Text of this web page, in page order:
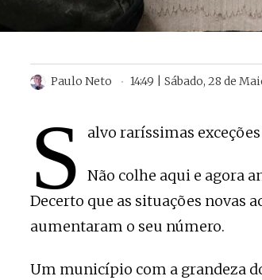
Paulo Neto 14:49 | Sábado, 28 de
S alvo raríssimas
Não colhe aqui e agora
Decerto que as situações novas
aumentaram o seu número.
Um município com a grandeza